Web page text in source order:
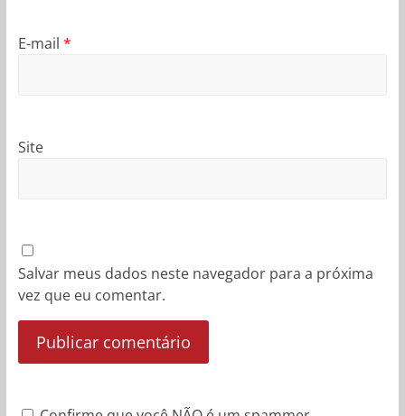
E-mail *
Site
Salvar meus dados neste navegador para a próxima
vez que eu comentar.